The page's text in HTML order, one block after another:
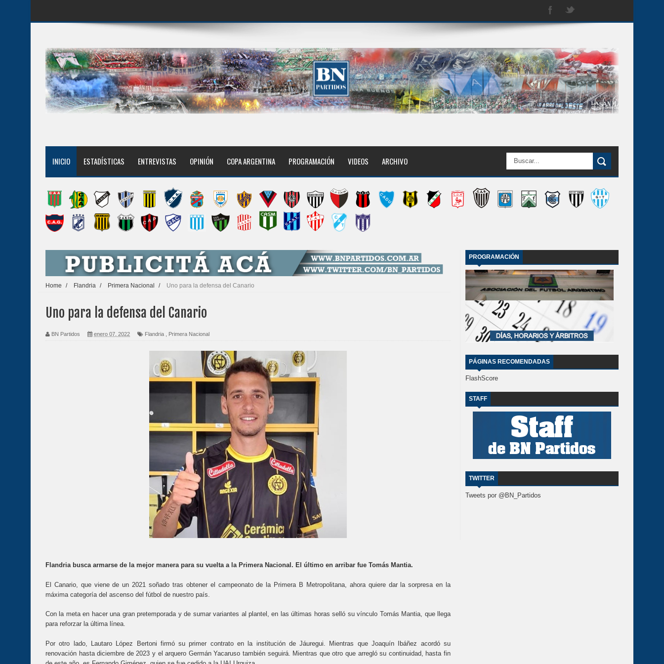
INICIO ESTADÍSTICAS ENTREVISTAS OPINIÓN COPA ARGENTINA PROGRAMACIÓN VIDEOS ARCHIVO
Home / Flandria / Primera Nacional / Uno para la defensa del Canario
Uno para la defensa del Canario
BN Partidos enero 07, 2022 Flandria Primera Nacional
Flandria busca armarse de la mejor manera para su vuelta a la Primera Nacional. El último en arribar fue Tomás Mantia.
El Canario, que viene de un 2021 soñado tras obtener el campeonato de la Primera B Metropolitana, ahora quiere dar la sorpresa en la
máxima categoría del ascenso del fútbol de nuestro país.
Con la meta en hacer una gran pretemporada y de sumar variantes al plantel, en las últimas horas selló su vínculo Tomás Mantia, que llega
para reforzar la última línea.
Por otro lado, Lautaro López Bertoni firmó su primer contrato en la institución de Jáuregui. Mientras que Joaquín Ibáñez acordó su
renovación hasta diciembre de 2023 y el arquero Germán Yacaruso también seguirá. Mientras que otro que arregló su continuidad, hasta fin
PROGRAMACIÓN
PÁGINAS RECOMENDADAS
FlashScore
STAFF
TWITTER
Tweets por @BN_Partidos